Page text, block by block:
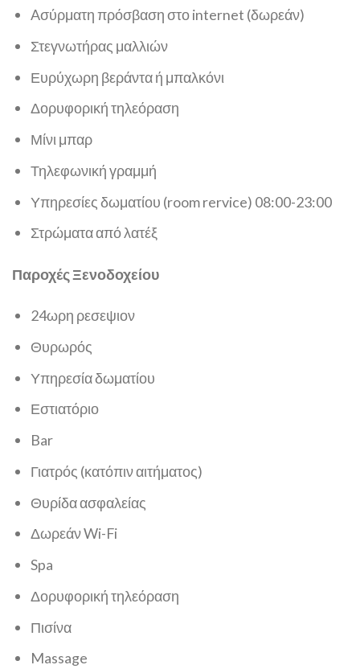
Aσύρματη πρόσβαση στο internet (δωρεάν)
Στεγνωτήρας μαλλιών
Ευρύχωρη βεράντα ή μπαλκόνι
Δορυφορική τηλεόραση
Μίνι μπαρ
Τηλεφωνική γραμμή
Υπηρεσίες δωματίου (room rervice) 08:00-23:00
Στρώματα από λατέξ
Παροχές Ξενοδοχείου
24ωρη ρεσεψιον
Θυρωρός
Υπηρεσία δωματίου
Εστιατόριο
Bar
Γιατρός (κατόπιν αιτήματος)
Θυρίδα ασφαλείας
Δωρεάν Wi-Fi
Spa
Δορυφορική τηλεόραση
Πισίνα
Massage